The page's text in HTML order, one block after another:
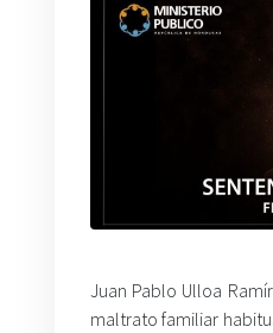
Juan Pablo Ulloa
maltrato familiar